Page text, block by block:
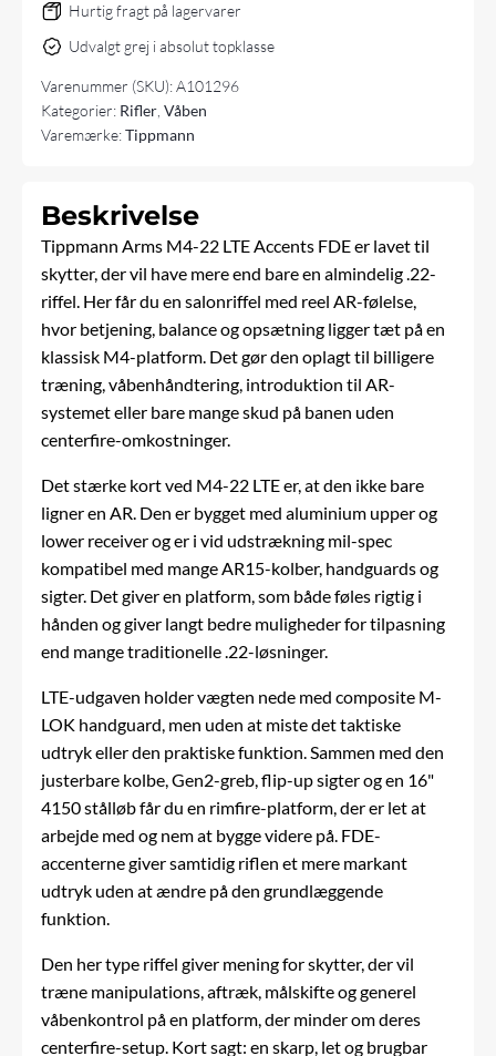
Flat
Dark
Earth
antal
Hurtig fragt på lagervarer
Udvalgt grej i absolut topklasse
Varenummer (SKU):A101296
Kategorier: Rifler ,Våben
Varemærke:Tippmann
Beskrivelse
Tippmann Arms M4-22 LTE Accents FDE er lavet til
skytter, der vil have mere end bare en almindelig .22-
riffel. Her får du en salonriffel med reel AR-følelse,
hvor betjening, balance og opsætning ligger tæt på en
klassisk M4-platform. Det gør den oplagt til billigere
træning, våbenhåndtering, introduktion til AR-
systemet eller bare mange skud på banen uden
centerfire-omkostninger.
Det stærke kort ved M4-22 LTE er, at den ikke bare
ligner en AR. Den er bygget med aluminium upper og
lower receiver og er i vid udstrækning mil-spec
kompatibel med mange AR15-kolber, handguards og
sigter. Det giver en platform, som både føles rigtig i
hånden og giver langt bedre muligheder for tilpasning
end mange traditionelle .22-løsninger.
LTE-udgaven holder vægten nede med composite M-
LOK handguard, men uden at miste det taktiske
udtryk eller den praktiske funktion. Sammen med den
justerbare kolbe, Gen2-greb, flip-up sigter og en 16"
4150 stålløb får du en rimfire-platform, der er let at
arbejde med og nem at bygge videre på. FDE-
accenterne giver samtidig riflen et mere markant
udtryk uden at ændre på den grundlæggende
funktion.
Den her type riffel giver mening for skytter, der vil
træne manipulations, aftræk, målskifte og generel
våbenkontrol på en platform, der minder om deres
centerfire-setup. Kort sagt: en skarp, let og brugbar